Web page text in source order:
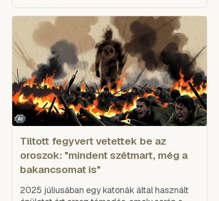
AI
Tiltott fegyvert vetettek be az
oroszok: "mindent szétmart, még a
bakancsomat is"
2025 júliusában egy katonák által használt